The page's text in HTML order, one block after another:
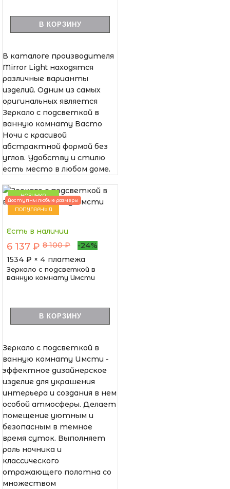
В КОРЗИНУ
В каталоге производителя
Mirror Light находятся
различные варианты
изделий. Одним из самых
оригинальных является
Зеркало с подсветкой в
ванную комнату Васто
Ночи с красивой
абстрактной формой без
углов. Удобству и стилю
есть место в любом доме.
НОВИНКА
ПОПУЛЯРНЫЙ
Доступны любые размеры
Есть в наличии
6 137 ₽ 8 100 ₽
-24%
1534 ₽ × 4 платежа
Зеркало с подсветкой в
ванную комнату Имсти
В КОРЗИНУ
Зеркало с подсветкой в
ванную комнату Имсти -
эффектное дизайнерское
изделие для украшения
интерьера и создания в нем
особой атмосферы. Делает
помещение уютным и
безопасным в темное
время суток. Выполняет
роль ночника и
классического
отражающего полотна со
множеством